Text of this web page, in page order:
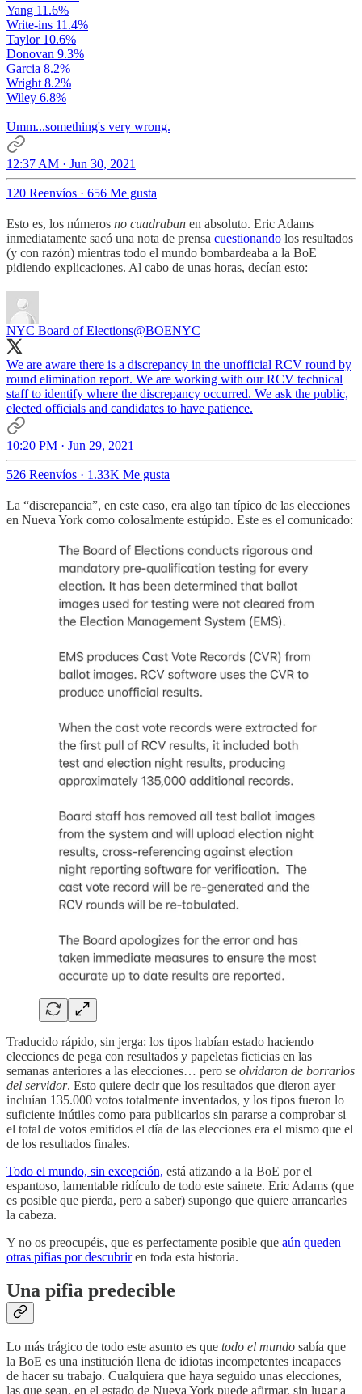
Yang 11.6%
Write-ins 11.4%
Taylor 10.6%
Donovan 9.3%
Garcia 8.2%
Wright 8.2%
Wiley 6.8%
Umm...something's very wrong.
12:37 AM · Jun 30, 2021
120 Reenvíos · 656 Me gusta
Esto es, los números no cuadraban en absoluto. Eric Adams
inmediatamente sacó una nota de prensa cuestionando los resultados
(y con razón) mientras todo el mundo bombardeaba a la BoE
pidiendo explicaciones. Al cabo de unas horas, decían esto:
NYC Board of Elections@BOENYC
We are aware there is a discrepancy in the unofficial RCV round by
round elimination report. We are working with our RCV technical
staff to identify where the discrepancy occurred. We ask the public,
elected officials and candidates to have patience.
10:20 PM · Jun 29, 2021
526 Reenvíos · 1.33K Me gusta
La “discrepancia”, en este caso, era algo tan típico de las elecciones
en Nueva York como colosalmente estúpido. Este es el comunicado:
Traducido rápido, sin jerga: los tipos habían estado haciendo
elecciones de pega con resultados y papeletas ficticias en las
semanas anteriores a las elecciones… pero se olvidaron de borrarlos
del servidor. Esto quiere decir que los resultados que dieron ayer
incluían 135.000 votos totalmente inventados, y los tipos fueron lo
suficiente inútiles como para publicarlos sin pararse a comprobar si
el total de votos emitidos el día de las elecciones era el mismo que el
de los resultados finales.
Todo el mundo, sin excepción, está atizando a la BoE por el
espantoso, lamentable ridículo de todo este sainete. Eric Adams (que
es posible que pierda, pero a saber) supongo que quiere arrancarles
la cabeza.
Y no os preocupéis, que es perfectamente posible que aún queden
otras pifias por descubriren toda esta historia.
Una pifia predecible
Lo más trágico de todo este asunto es que todo el mundo sabía que
la BoE es una institución llena de idiotas incompetentes incapaces
de hacer su trabajo. Cualquiera que haya seguido unas elecciones,
las que sean, en el estado de Nueva York puede afirmar, sin lugar a